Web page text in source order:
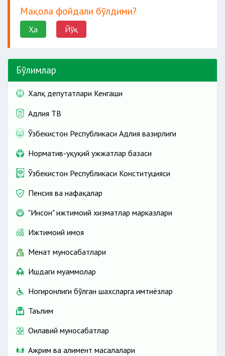
Мақола фойдали бўлдими?
Ҳа Йўқ
Бўлимлар
Халқ депутатлари Кенгаши
Адлия ТВ
Ўзбекистон Республикаси Адлия вазирлиги
Норматив-ҳуқуқий ҳужжатлар базаси
Ўзбекистон Республикаси Конституцияси
Пенсия ва нафақалар
"Инсон" ижтимоий хизматлар марказлари
Ижтимоий ҳимоя
Меҳнат муносабатлари
Ишдаги муаммолар
Ногиронлиги бўлган шахсларга имтиёзлар
Таълим
Оилавий муносабатлар
Ажрим ва алимент масалалари